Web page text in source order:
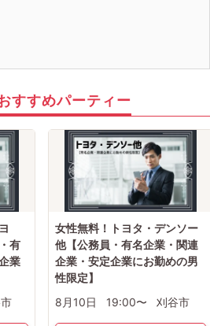
すすめパーティー
有
業
女性無料！トヨタ・デンソー
他【公務員・有名企業・関連
企業・安定企業にお勤めの男
性限定】
8月10日
19:00〜 刈谷市